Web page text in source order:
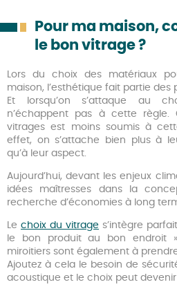
Pour ma maison,
le bon vitrage ?
Lors du choix des matériaux
maison, l’esthétique fait partie des
Et lorsqu’on s’attaque au
n’échappent pas à cette règle.
vitrages est moins soumis à
effet, on s’attache bien plus à
qu’à leur aspect.
Aujourd’hui, devant les enjeux
idées maîtresses dans la
recherche d’économies à long
Le choix du vitrage s’intègre
le bon produit au bon endroit
miroitiers sont également à
Ajoutez à cela le besoin de
acoustique et le choix peut devenir